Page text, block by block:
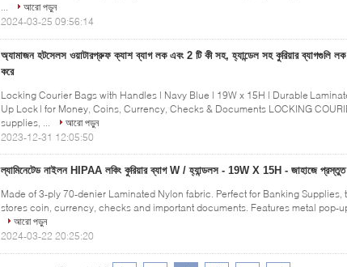
...
আরো পড়ুন
2024-03-25 09:56:14
অ্যামাজন হটসেলস ওয়াটারপ্রুফ ক্যাশ ব্যাগ লক এবং 2 টি কী সহ, হ্যান্ডেল সহ কুরিয়ার ব্যাগগুলি লক
করে
Locking Courier Bags with Handles | Navy Blue | 19W x 15H | Durable
Up Lock | for Money, Coins, Currency, Checks & Documents LOCKING
supplies, ...
আরো পড়ুন
2023-12-31 12:05:50
ল্যামিনেটেড নাইলন HIPAA লকিং কুরিয়ার ব্যাগ W / হ্যান্ডলস - 19W X 15H - জাহাজে প্রস্তুত
Made of 3-ply 70-denier Laminated Nylon fabric. Perfect for Banking
stores coin, currency, checks and important documents. Features metal pop-
আরো পড়ুন
2024-03-22 20:25:20